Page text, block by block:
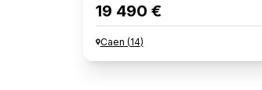
19 490 €
Caen (14)